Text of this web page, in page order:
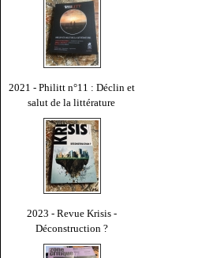
2021 - Philitt n°11 : Déclin et
salut de la littérature
2023 - Revue Krisis -
Déconstruction ?